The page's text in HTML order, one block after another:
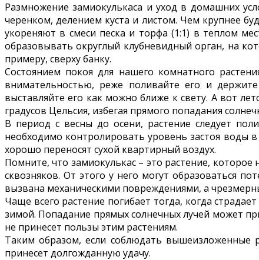
Размножение замиокулькаса и уход в домашних
черенком, делением куста и листом. Чем крупнее
укореняют в смеси песка и торфа (1:1) в теплом
образовывать округлый клубневидный орган, на
примеру, сверху банку.
Состоянием покоя для нашего комнатного
внимательностью, реже поливайте его и
выставляйте его как можно ближе к свету. А вот
градусов Цельсия, избегая прямого попадания
В период с весны до осени, растение следует
необходимо контролировать уровень застоя воды
хорошо переносят сухой квартирный воздух.
Помните, что замиокулькас – это растение,
сквозняков. От этого у него могут образоваться
вызвана механическими повреждениями, а
Чаще всего растение погибает тогда, когда
зимой. Попадание прямых солнечных лучей может
не принесет пользы этим растениям.
Таким образом, если соблюдать
принесет долгожданную удачу.